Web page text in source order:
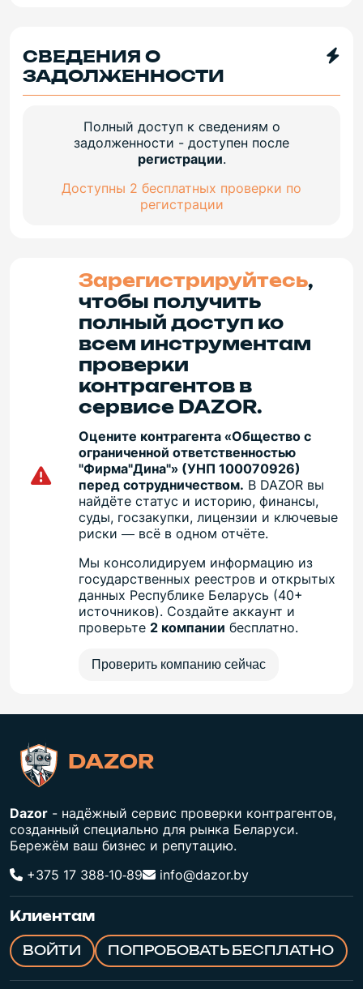
СВЕДЕНИЯ О
ЗАДОЛЖЕННОСТИ
Полный доступ к сведениям о
задолженности - доступен после
регистрации.
Доступны 2 бесплатных проверки по
регистрации
Зарегистрируйтесь,
чтобы получить
полный доступ ко
всем инструментам
проверки
контрагентов в
сервисе DAZOR.
Оцените контрагента «Общество с
ограниченной ответственностью
"Фирма"Дина"» (УНП 100070926)
перед сотрудничеством. В DAZOR вы
найдёте статус и историю, финансы,
суды, госзакупки, лицензии и ключевые
риски — всё в одном отчёте.
Мы консолидируем информацию из
государственных реестров и открытых
данных Республике Беларусь (40+
источников). Создайте аккаунт и
проверьте2 компании бесплатно.
Проверить компанию сейчас
DAZOR
Dazor - надёжный сервис проверки контрагентов,
созданный специально для рынка Беларуси.
Бережём ваш бизнес и репутацию.
+375 17 388‑10‑89
info@dazor.by
Клиентам
ВОЙТИ ПОПРОБОВАТЬ БЕСПЛАТНО